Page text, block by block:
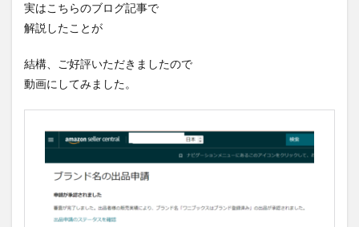
実はこちらのブログ記事で
解説したことが
結構、ご好評いただきましたので
動画にしてみました。